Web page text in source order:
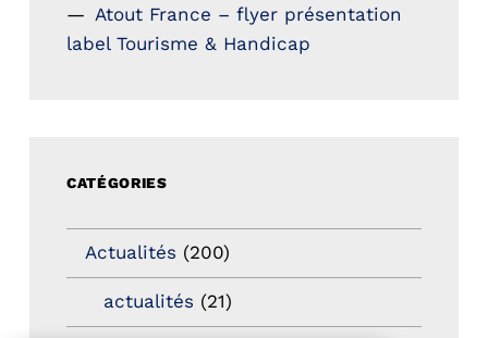
Atout France – flyer présentation
label Tourisme & Handicap
CATÉGORIES
Actualités (200)
actualités (21)